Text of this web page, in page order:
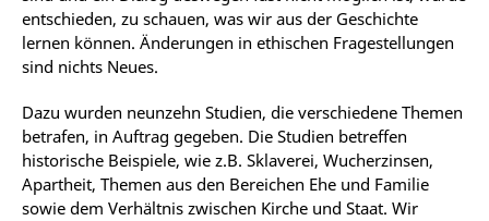
entschieden, zu schauen, was wir aus der Geschichte
lernen können. Änderungen in ethischen Fragestellungen
sind nichts Neues.
Dazu wurden neunzehn Studien, die verschiedene Themen
betrafen, in Auftrag gegeben. Die Studien betreffen
historische Beispiele, wie z.B. Sklaverei, Wucherzinsen,
Apartheit, Themen aus den Bereichen Ehe und Familie
sowie dem Verhältnis zwischen Kirche und Staat. Wir